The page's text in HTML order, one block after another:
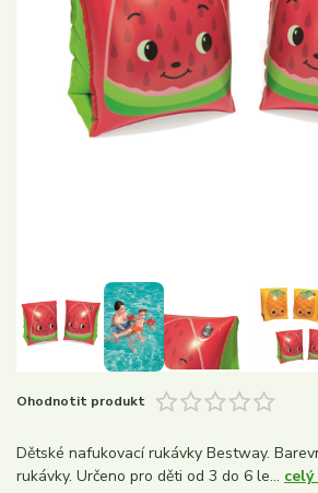
Ohodnotit produkt
Dětské nafukovací rukávky Bestway.
rukávky. Určeno pro děti od 3 do 6 le...